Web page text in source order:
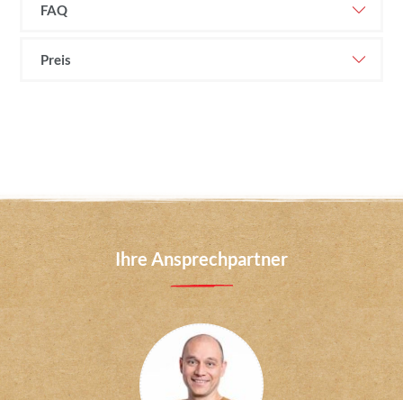
FAQ
Preis
Ihre Ansprechpartner